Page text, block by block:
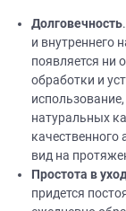
Долговечность
и внутреннего
появляется ни
обработки и
натуральных
качественного
вид на
Простота в
придется